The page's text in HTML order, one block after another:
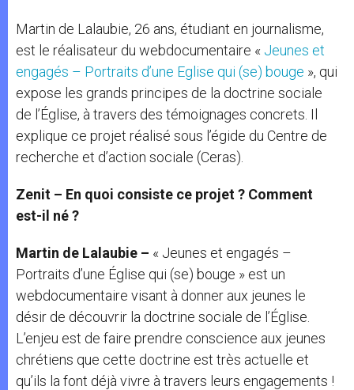
Martin de Lalaubie, 26 ans, étudiant en journalisme,
est le réalisateur du webdocumentaire « Jeunes et
engagés – Portraits d’une Eglise qui (se) bouge », qui
expose les grands principes de la doctrine sociale
de l’Église, à travers des témoignages concrets. Il
explique ce projet réalisé sous l’égide du Centre de
recherche et d’action sociale (Ceras).
Zenit – En quoi consiste ce projet ? Comment
est-il né ?
Martin de Lalaubie – « Jeunes et engagés –
Portraits d’une Église qui (se) bouge » est un
webdocumentaire visant à donner aux jeunes le
désir de découvrir la doctrine sociale de l’Église.
L’enjeu est de faire prendre conscience aux jeunes
chrétiens que cette doctrine est très actuelle et
qu’ils la font déjà vivre à travers leurs engagements !